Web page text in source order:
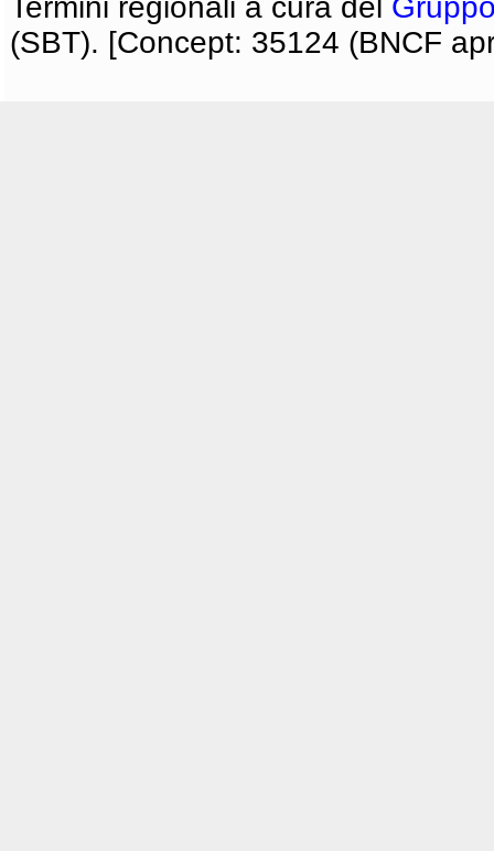
Termini regionali a cura del
(SBT). [Concept: 35124 (BNCF